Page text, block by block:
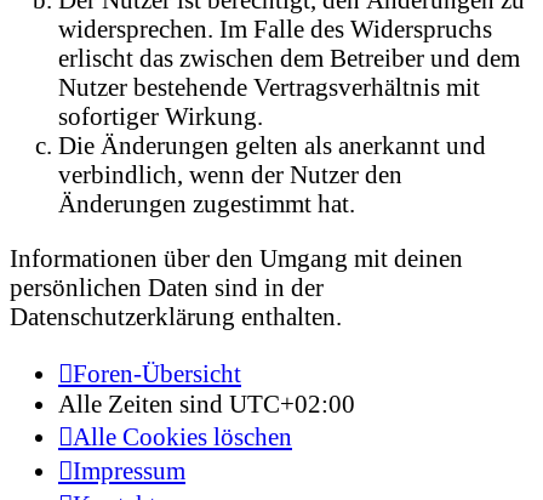
widersprechen. Im Falle des Widerspruchs
erlischt das zwischen dem Betreiber und dem
Nutzer bestehende Vertragsverhältnis mit
sofortiger Wirkung.
Die Änderungen gelten als anerkannt und
verbindlich, wenn der Nutzer den
Änderungen zugestimmt hat.
Informationen über den Umgang mit deinen
persönlichen Daten sind in der
Datenschutzerklärung enthalten.
Foren-Übersicht
Alle Zeiten sind UTC+02:00
Alle Cookies löschen
Impressum